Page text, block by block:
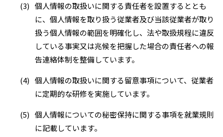
(3) 個人情報の取扱いに関する責任者を設置するととも
に、個人情報を取り扱う従業者及び当該従業者が取り
扱う個人情報の範囲を明確化し、法や取扱規程に違反
している事実又は兆候を把握した場合の責任者への報
告連絡体制を整備しています。
(4) 個人情報の取扱いに関する留意事項について、従業者
に定期的な研修を実施しています。
(5) 個人情報についての秘密保持に関する事項を就業規則
に記載しています。